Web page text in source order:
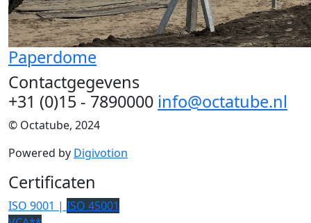
Paperdome
Contactgegevens
+31 (0)15 - 7890000 info@octatube.nl
© Octatube, 2024
Powered by Digivotion
Certificaten
ISO 9001 | ISO 45001